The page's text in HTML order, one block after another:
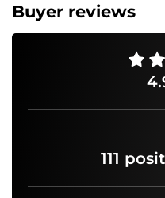
Buyer reviews
111